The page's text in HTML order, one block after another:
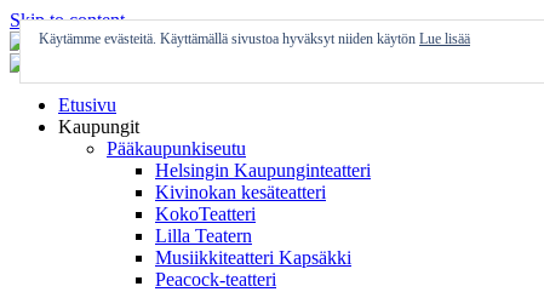
Skip to content
Etusivu
Kaupungit
Pääkaupunkiseutu
Helsingin Kaupunginteatteri
Kivinokan kesäteatteri
KokoTeatteri
Lilla Teatern
Musiikkiteatteri Kapsäkki
Peacock-teatteri
Käytämme evästeitä. Käyttämällä sivustoa hyväksyt niiden käytön Lue lisää